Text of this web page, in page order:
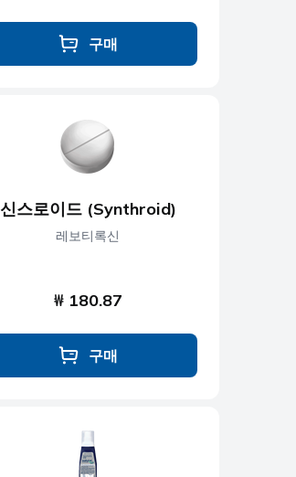
구매
신스로이드 (Synthroid)
레보티록신
₩ 180.87
구매